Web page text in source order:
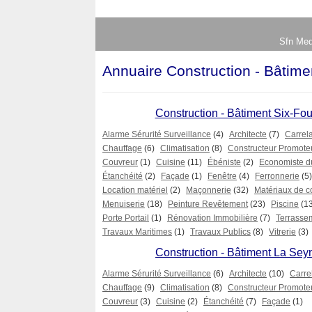
Sfn
Annuaire Construction -
Construction - Bâtiment Six-
Alarme Sérurité Surveillance (4) Architecte (7)
Chauffage (6) Climatisation (8) Constructeur
Couvreur (1) Cuisine (11) Ébéniste (2) Economiste
Étanchéité (2) Façade (1) Fenêtre (4) Ferronnerie (5)
Location matériel (2) Maçonnerie (32) Matériaux de
Menuiserie (18) Peinture Revêtement (23) Piscine
Porte Portail (1) Rénovation Immobilière (7)
Travaux Maritimes (1) Travaux Publics (8) Vitrerie (3)
Construction - Bâtiment La
Alarme Sérurité Surveillance (6) Architecte (10)
Chauffage (9) Climatisation (8) Constructeur
Couvreur (3) Cuisine (2) Étanchéité (7) Façade (1)